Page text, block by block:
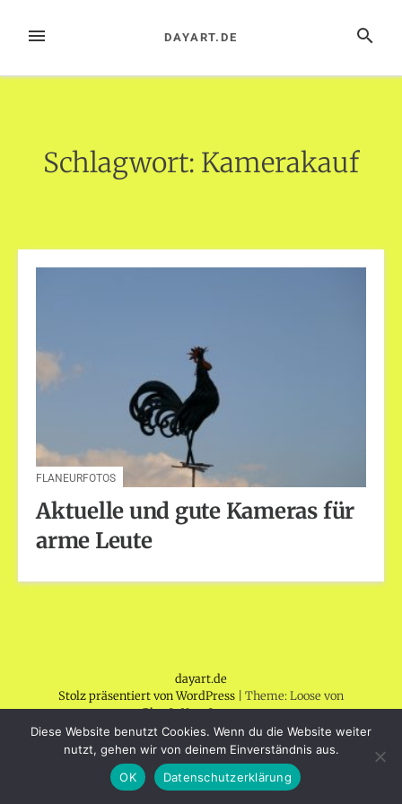
InhaltMENÜ SUCHE
DAYART.DE
Schlagwort: Kamerakauf
FLANEURFOTOS
Aktuelle und gute Kameras für
arme Leute
dayart.de
Stolz präsentiert von WordPress | Theme: Loose von
BlogOnYourOwn.com.
Diese Website benutzt Cookies. Wenn du die Website weiter
nutzt, gehen wir von deinem Einverständnis aus.
OK
Datenschutzerklärung